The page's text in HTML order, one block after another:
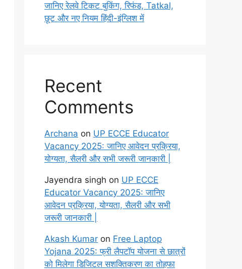
जानिए रेलवे टिकट बुकिंग, रिफंड, Tatkal,
छूट और नए नियम हिंदी-इंग्लिश में
Recent
Comments
Archana on UP ECCE Educator
Vacancy 2025: जानिए आवेदन प्रक्रिया,
योग्यता, सैलरी और सभी जरूरी जानकारी |
Jayendra singh on UP ECCE
Educator Vacancy 2025: जानिए
आवेदन प्रक्रिया, योग्यता, सैलरी और सभी
जरूरी जानकारी |
Akash Kumar on Free Laptop
Yojana 2025: फ्री लैपटॉप योजना से छात्रों
को मिलेगा डिजिटल सशक्तिकरण का तोहफा